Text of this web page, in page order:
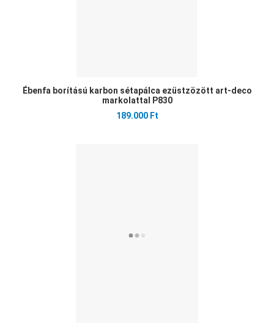
Ébenfa borítású karbon sétapálca ezüstzözött art-deco
markolattal P830
189.000 Ft